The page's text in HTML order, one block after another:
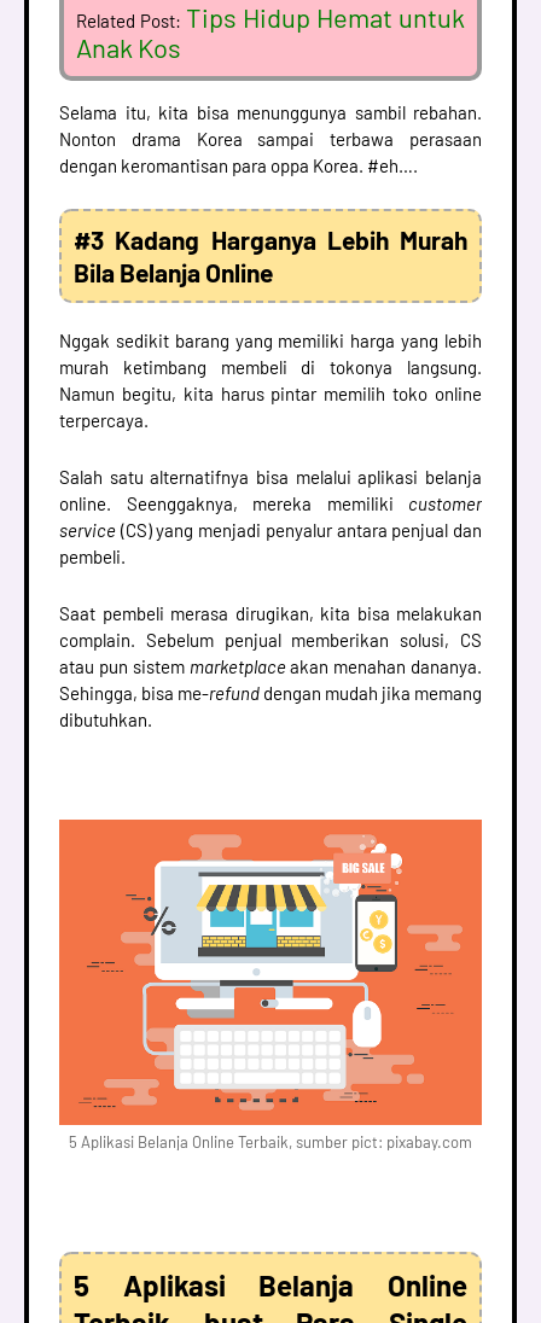
Related Post: Tips Hidup Hemat untuk
Anak Kos
Selama itu, kita bisa menunggunya sambil rebahan.
Nonton drama Korea sampai terbawa perasaan
dengan keromantisan para oppa Korea. #eh….
#3 Kadang Harganya Lebih Murah
Bila Belanja Online
Nggak sedikit barang yang memiliki harga yang lebih
murah ketimbang membeli di tokonya langsung.
Namun begitu, kita harus pintar memilih toko online
terpercaya.
Salah satu alternatifnya bisa melalui aplikasi belanja
online. Seenggaknya, mereka memiliki customer
service (CS) yang menjadi penyalur antara penjual dan
pembeli.
Saat pembeli merasa dirugikan, kita bisa melakukan
complain. Sebelum penjual memberikan solusi, CS
atau pun sistem marketplaceakan menahan dananya.
Sehingga, bisa me-refund dengan mudah jika memang
dibutuhkan.
5 Aplikasi Belanja Online Terbaik, sumber pict: pixabay.com
5 Aplikasi Belanja Online